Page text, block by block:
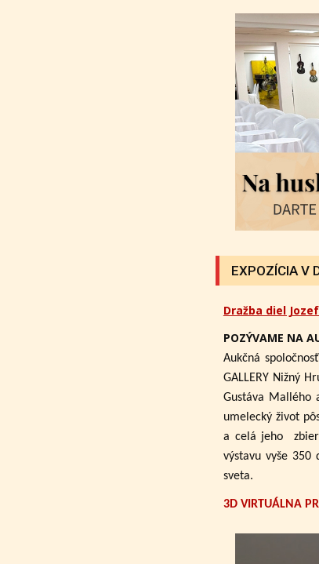
EXPOZÍCIA V
Dražba diel
POZÝVAME NA
Aukčná
GALLERY Nižný
Gustáva Mallého
umelecký život
a celá jeho
výstavu vyše 350
sveta.
3D VIRTUÁLNA